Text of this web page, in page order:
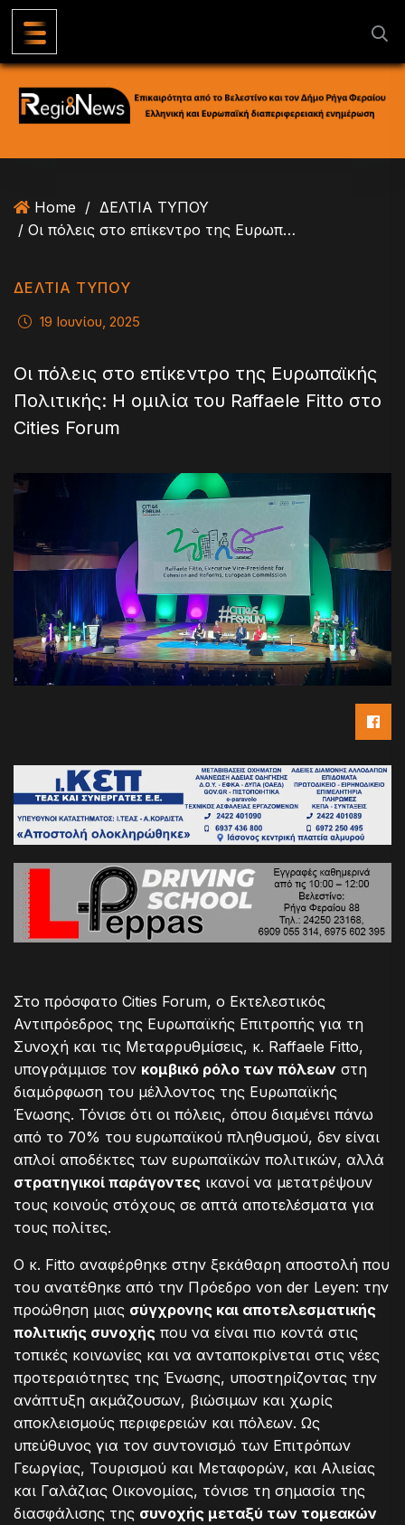
Home / ΔΕΛΤΙΑ ΤΥΠΟΥ
/ Οι πόλεις στο επίκεντρο της Ευρωπαϊκής Πολιτικής: Η ομιλία του Raffaele Fitto στο Cities Forum
ΔΕΛΤΙΑ ΤΥΠΟΥ
19 Ιουνίου, 2025
Οι πόλεις στο επίκεντρο της Ευρωπαϊκής
Πολιτικής: Η ομιλία του Raffaele Fitto στο
Cities Forum
Στο πρόσφατο Cities Forum, ο Εκτελεστικός
Αντιπρόεδρος της Ευρωπαϊκής Επιτροπής για τη
Συνοχή και τις Μεταρρυθμίσεις, κ. Raffaele Fitto,
υπογράμμισε τον κομβικό ρόλο των πόλεων στη
διαμόρφωση του μέλλοντος της Ευρωπαϊκής
Ένωσης. Τόνισε ότι οι πόλεις, όπου διαμένει πάνω
από το 70% του ευρωπαϊκού πληθυσμού, δεν είναι
απλοί αποδέκτες των ευρωπαϊκών πολιτικών, αλλά
στρατηγικοί παράγοντες ικανοί να μετατρέψουν
τους κοινούς στόχους σε απτά αποτελέσματα για
τους πολίτες.
Ο κ. Fitto αναφέρθηκε στην ξεκάθαρη αποστολή που
του ανατέθηκε από την Πρόεδρο von der Leyen: την
προώθηση μιας σύγχρονης και αποτελεσματικής
πολιτικής συνοχής που να είναι πιο κοντά στις
τοπικές κοινωνίες και να ανταποκρίνεται στις νέες
προτεραιότητες της Ένωσης, υποστηρίζοντας την
ανάπτυξη ακμάζουσων, βιώσιμων και χωρίς
αποκλεισμούς περιφερειών και πόλεων. Ως
υπεύθυνος για τον συντονισμό των Επιτρόπων
Γεωργίας, Τουρισμού και Μεταφορών, και Αλιείας
και Γαλάζιας Οικονομίας, τόνισε τη σημασία της
διασφάλισης της συνοχής μεταξύ των τομεακών